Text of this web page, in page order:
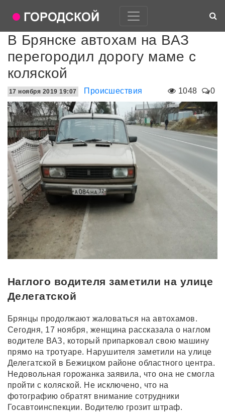
В Брянске автохам на ВАЗ
перегородил дорогу маме с
коляской
1048 0
17 ноября 2019 19:07 Происшествия
Наглого водителя заметили на улице
Делегатской
Брянцы продолжают жаловаться на автохамов.
Сегодня, 17 ноября, женщина рассказала о наглом
водителе ВАЗ, который припарковал свою машину
прямо на тротуаре. Нарушителя заметили на улице
Делегатской в Бежицком районе областного центра.
Недовольная горожанка заявила, что она не смогла
пройти с коляской. Не исключено, что на
фотографию обратят внимание сотрудники
Госавтоинспекции. Водителю грозит штраф.